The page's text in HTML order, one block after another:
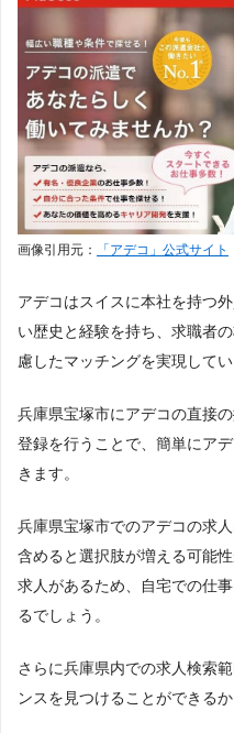
画像引用元： 「アデコ」公式サイト
アデコはスイスに本社を持つ
い歴史と経験を持ち、求職者
慮したマッチングを実現してい
兵庫県宝塚市にアデコの直接
登録を行うことで、簡単にア
きます。
兵庫県宝塚市でのアデコの求
含めると選択肢が増える可能
求人があるため、自宅での仕
るでしょう。
さらに兵庫県内での求人検索
ンスを見つけることができるか